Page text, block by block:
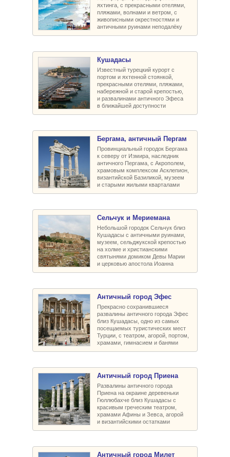
яхтинга, с прекрасными отелями,
пляжами, волнами и ветром, с
живописными окрестностями и
античными руинами неподалёку
Кушадасы
Известный турецкий курорт с
портом и яхтенной стоянкой,
прекрасными отелями, пляжами,
набережной и старой крепостью,
и развалинами античного Эфеса
в ближайшей доступности
Бергама, античный Пергам
Провинциальный городок Бергама
к северу от Измира, наследник
античного Пергама, с Акрополем,
храмовым комплексом Асклепион,
византийской Базиликой, музеем
и старыми жилыми кварталами
Сельчук и Мериемана
Небольшой городок Сельчук близ
Кушадасы с античными руинами,
музеем, сельджукской крепостью
на холме и христианскими
святынями домиком Девы Марии
и церковью апостола Иоанна
Античный город Эфес
Прекрасно сохранившиеся
развалины античного города Эфес
близ Кушадасы, одно из самых
посещаемых туристических мест
Турции, с театром, агорой, портом,
храмами, гимнасием и банями
Античный город Приена
Развалины античного города
Приена на окраине деревеньки
Гюллюбахче близ Кушадасы с
красивым греческим театром,
храмами Афины и Зевса, агорой
и византийскими остатками
Античный город Милет